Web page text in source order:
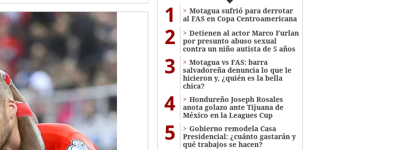
1
Motagua sufrió para derrotar
al FAS en Copa Centroamericana
2
Detienen al actor Marco Furlan
por presunto abuso sexual
contra un niño autista de 5 años
3
Motagua vs FAS: barra
salvadoreña denuncia lo que le
hicieron y, ¿quién es la bella
chica?
4
Hondureño Joseph Rosales
anota golazo ante Tijuana de
México en la Leagues Cup
5
Gobierno remodela Casa
Presidencial: ¿cuánto gastarán y
qué trabajos se hacen?